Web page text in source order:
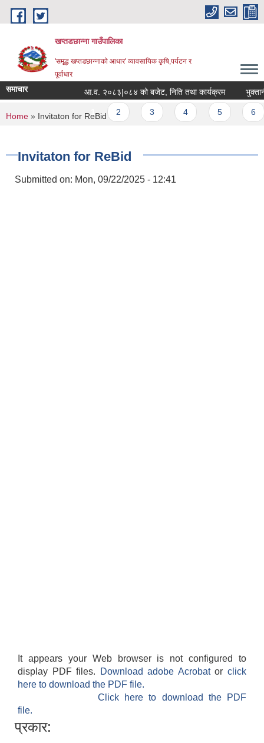
Skip to main content
खप्तडछान्ना गाउँपालिका
'समृद्ध खप्तडछान्नाको आधार' व्यावसायिक कृषि,पर्यटन र
पूर्वाधार
समाचार आ.व. २०८३|०८४ को बजेट, निति तथा कार्यक्रम
Pages
1 2
You are here
Home » Invitaton for ReBid
Invitaton for ReBid
Submitted on: Mon, 09/22/2025 - 12:41
It appears your Web browser is not configured to
display PDF files.
Download adobe Acrobatorclick
here to download the PDF file.
Click here to download the PDF
file.
प्रकार: